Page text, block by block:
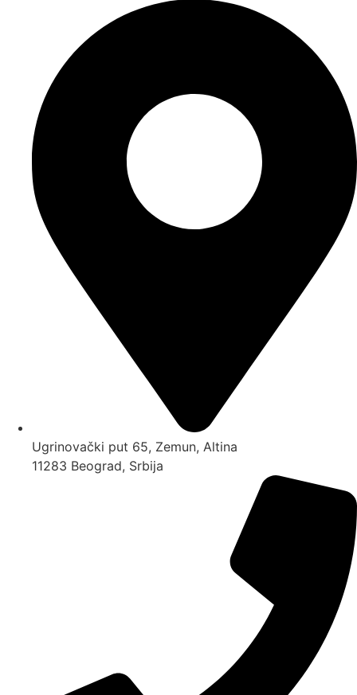
Ugrinovački put 65, Zemun, Altina
11283 Beograd, Srbija